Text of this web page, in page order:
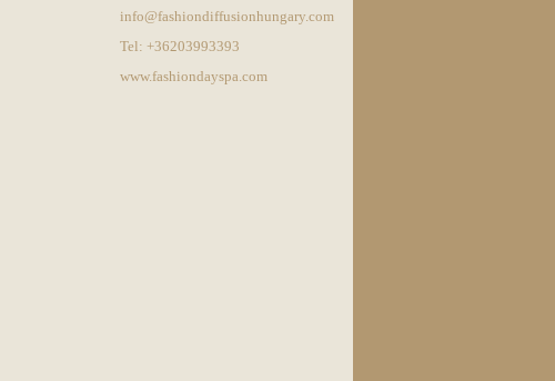
info@fashiondiffusionhungary.com
Tel: +36203993393
www.fashiondayspa.com